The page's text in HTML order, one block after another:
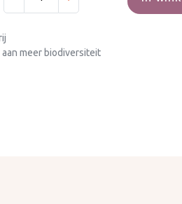
meer biodiversiteit